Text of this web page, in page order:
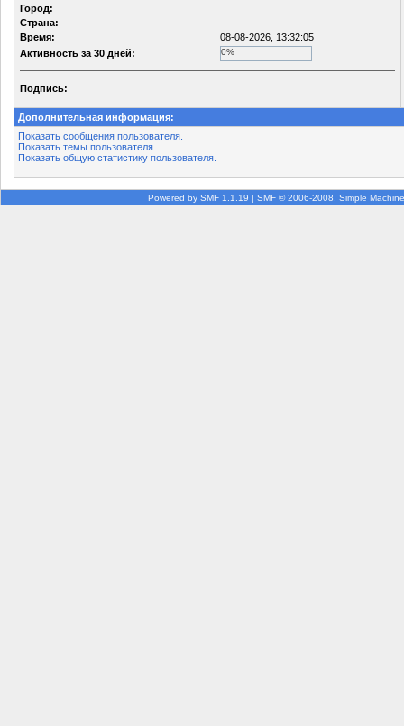
Город:
Страна:
Время:
08-08-2026, 13:32:05
Активность за 30 дней:
0%
Подпись:
Дополнительная информация:
Показать сообщения пользователя.
Показать темы пользователя.
Показать общую статистику пользователя.
Powered by SMF 1.1.19 | SMF © 2006-2008, Simple